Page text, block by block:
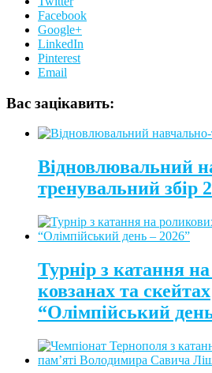
Facebook
Google+
LinkedIn
Pinterest
Email
Вас зацікавить:
Відновлювальний
тренувальний збір
Турнір з катання
ковзанах та скейтах
“Олімпійський